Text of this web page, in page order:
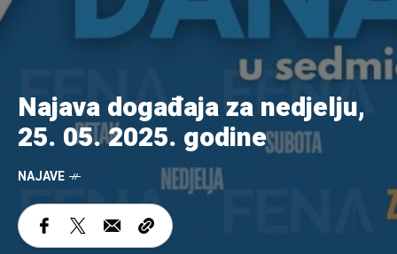
Najava događaja za nedjelju,
25. 05. 2025. godine
NAJAVE